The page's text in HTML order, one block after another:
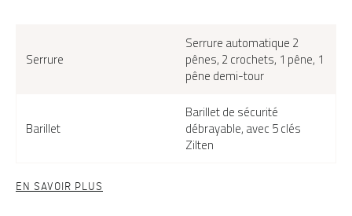
Serrure
Serrure automatique 2
pênes, 2 crochets, 1 pêne, 1
pêne demi-tour
Barillet
Barillet de sécurité
débrayable, avec 5 clés
Zilten
EN SAVOIR PLUS